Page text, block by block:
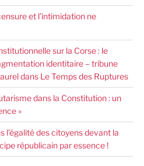
et l’intimidation ne
sur la Corse : le
identitaire – tribune
dans Le Temps des Ruptures
dans la Constitution : un
»
l’égalité des citoyens devant la
républicain par essence !